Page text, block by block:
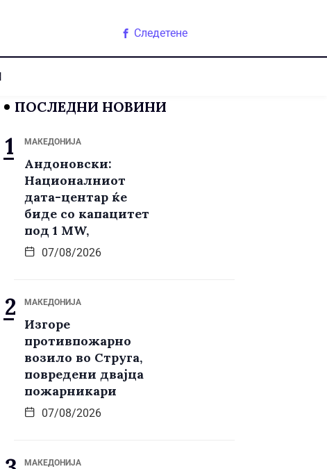
Следетене
ПОСЛЕДНИ НОВИНИ
МАКЕДОНИЈА
Андоновски:
Националниот
дата-центар ќе
биде со капацитет
под 1 MW,
07/08/2026
МАКЕДОНИЈА
Изгоре
противпожарно
возило во Струга,
повредени двајца
пожарникари
07/08/2026
МАКЕДОНИЈА